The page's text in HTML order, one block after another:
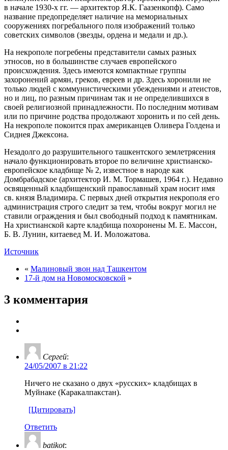
в начале 1930-х гг. — архитектор Я.К. Гаазенкопф). Само
название предопределяет наличие на мемориальных
сооружениях погребального поля изображений только
советских символов (звезды, ордена и медали и др.).
На некрополе погребены представители самых разных
этносов, но в большинстве случаев европейского
происхождения. Здесь имеются компактные группы
захоронений армян, греков, евреев и др. Здесь хоронили не
только людей с коммунистическими убеждениями и атеистов,
но и лиц, по разным причинам так и не определившихся в
своей религиозной принадлежности. По последним мотивам
или по причине родства продолжают хоронить и по сей день.
На некрополе покоится прах американцев Оливера Голдена и
Сиднея Джексона.
Незадолго до разрушительного ташкентского землетрясения
начало функционировать второе по величине христианско-
европейское кладбище № 2, известное в народе как
Домбрабадское (архитектор И. М. Тормашев, 1964 г.). Недавно
освященный кладбищенский православный храм носит имя
св. князя Владимира. С первых дней открытия некрополя его
администрация строго следит за тем, чтобы вокруг могил не
ставили ограждения и был свободный подход к памятникам.
На христианской карте кладбища похоронены М. Е. Массон,
Б. В. Лунин, китаевед М. И. Моложатова.
Источник
« Малиновый звон над Ташкентом
17-й дом на Новомосковской »
3 комментария
Сергей:
24/05/2007 в 21:22
Ничего не сказано о двух «русских» кладбищах в
Муйнаке (Каракалпакстан).
[Цитировать]
Ответить
batikot: